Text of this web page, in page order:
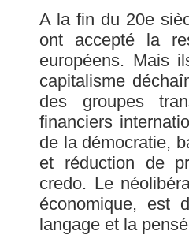
A la fin du 20e
ont accepté la
européens. Mais
capitalisme
des groupes
financiers
de la démocratie,
et réduction de
credo. Le
économique, est
langage et la